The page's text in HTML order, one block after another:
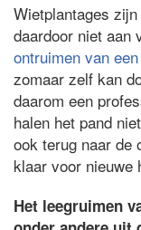
Wietplantages
daardoor niet aan
ontruimen van
zomaar zelf kan
daarom een
halen het pand
ook terug naar de
klaar voor nieuwe
Het leegruimen